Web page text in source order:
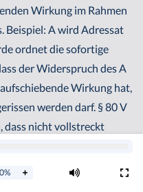
%
Wirkung im Rahmen
Beispiel: A wird Adressat
ordnet die sofortige
der Widerspruch des A
Wirkung hat,
werden darf. § 80 V
dass nicht vollstreckt
verhindern, dass trotz